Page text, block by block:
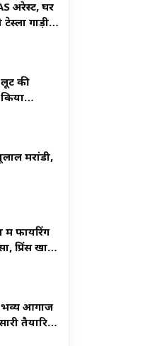
अरेस्ट, घर
टेस्ला गाड़ी
लूट की
मरांडी,
में फायरिंग
प्रिंस खान
भव्य आगाज
तैयारियां